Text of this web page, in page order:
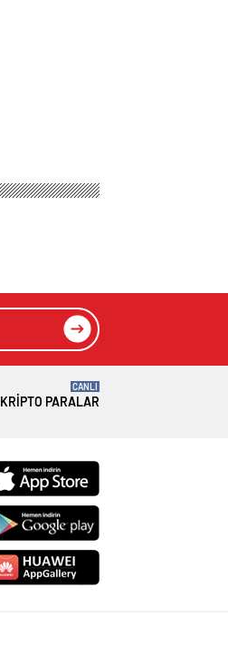
KRIPTO PARALAR
CANLI